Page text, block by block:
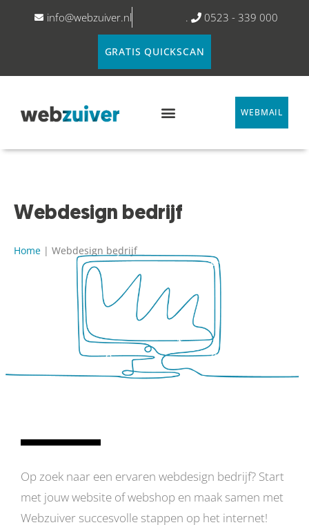
info@webzuiver.nl . 0523 - 339 000
GRATIS QUICKSCAN
WEBMAIL
Webdesign bedrijf
Home | Webdesign bedrijf
Op zoek naar een ervaren webdesign bedrijf? Start
met jouw website of webshop en maak samen met
Webzuiver succesvolle stappen op het internet!